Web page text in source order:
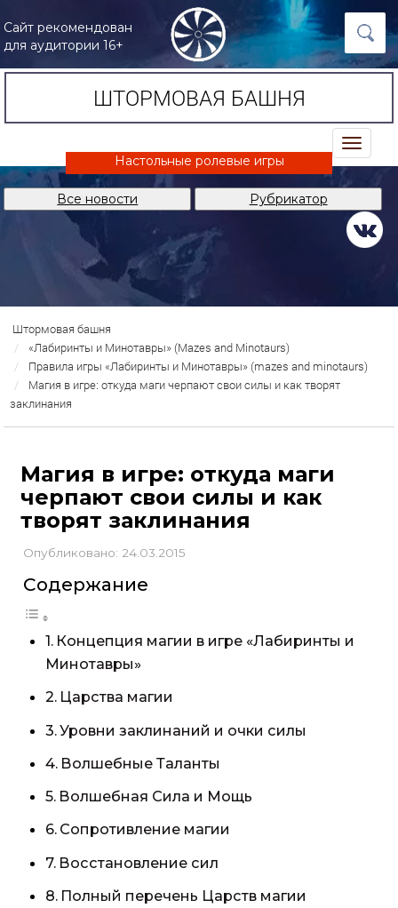
Сайт рекомендован
для аудитории 16+
ШТОРМОВАЯ БАШНЯ
trk
Настольные ролевые игры
Все новости Рубрикатор
Штормовая башня
«Лабиринты и Минотавры» (Mazes and Minotaurs)
Правила игры «Лабиринты и Минотавры» (mazes and minotaurs)
Магия в игре: откуда маги черпают свои силы и как творят
заклинания
Магия в игре: откуда маги
черпают свои силы и как
творят заклинания
Опубликовано: 24.03.2015
Содержание
Концепция магии в игре «Лабиринты и
Минотавры»
Царства магии
Уровни заклинаний и очки силы
Волшебные Таланты
Волшебная Сила и Мощь
Сопротивление магии
Восстановление сил
Полный перечень Царств магии